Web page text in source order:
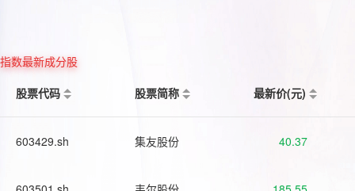
指数最新成分股
股票代码
股票简称 最新价(元)
603429.sh 集友股份 40.37